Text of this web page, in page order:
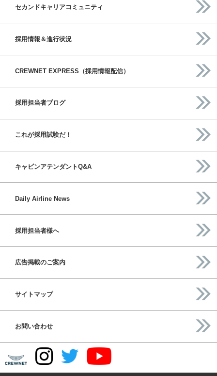
セカンドキャリアコミュニティ
採用情報＆進行状況
CREWNET EXPRESS（採用情報配信）
採用担当者ブログ
これが採用試験だ！
キャビンアテンダントQ&A
Daily Airline News
採用担当者様へ
広告掲載のご案内
サイトマップ
お問い合わせ